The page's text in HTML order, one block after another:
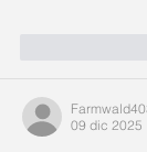
09 dic 2025